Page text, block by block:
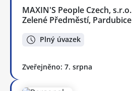
MAXIN'S People Czech, s.r.o.
Zelené Předměstí, Pardubice
Plný úvazek
Zveřejněno: 7. srpna